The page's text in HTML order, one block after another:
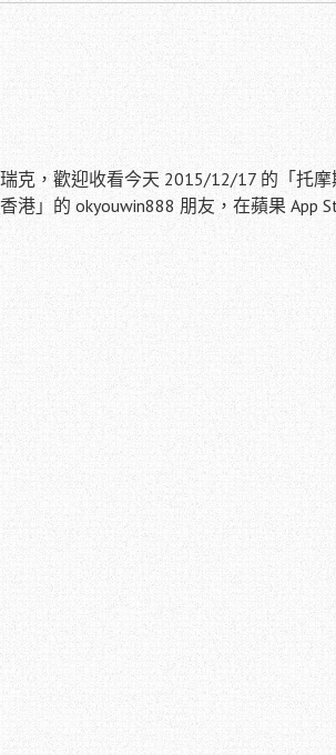
克，歡迎收看今天 2015/12/17 的「托摩
港」的 okyouwin888 朋友，在蘋果 App